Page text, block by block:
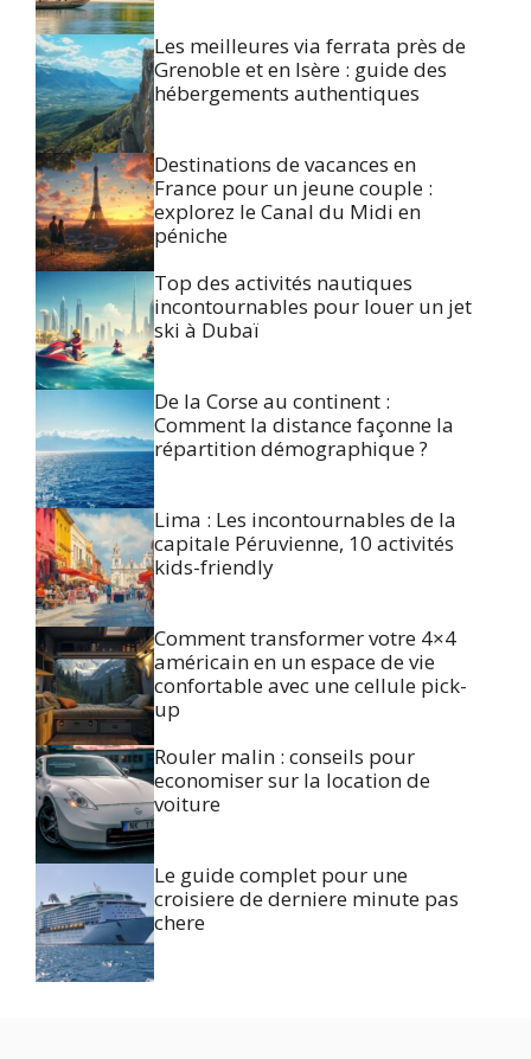
Les meilleures via ferrata près de
Grenoble et en Isère : guide des
hébergements authentiques
Destinations de vacances en
France pour un jeune couple :
explorez le Canal du Midi en
péniche
Top des activités nautiques
incontournables pour louer un jet
ski à Dubaï
De la Corse au continent :
Comment la distance façonne la
répartition démographique ?
Lima : Les incontournables de la
capitale Péruvienne, 10 activités
kids-friendly
Comment transformer votre 4×4
américain en un espace de vie
confortable avec une cellule pick-
up
Rouler malin : conseils pour
economiser sur la location de
voiture
Le guide complet pour une
croisiere de derniere minute pas
chere